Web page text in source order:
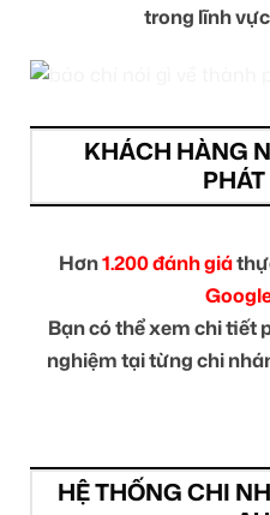
trong lĩnh
KHÁCH HÀNG
Hơn1.200 đánh giá
Bạn có thể xem chi tiết
nghiệm tại từng chi
HỆ THỐNG CHI